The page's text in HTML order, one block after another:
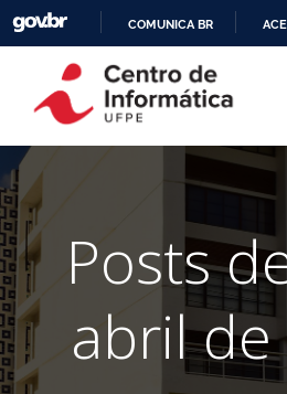
COMUNICA BR
Posts
abril